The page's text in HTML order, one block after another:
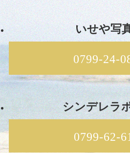
いせや写
0799-24-
シンデレラ
0799-62-